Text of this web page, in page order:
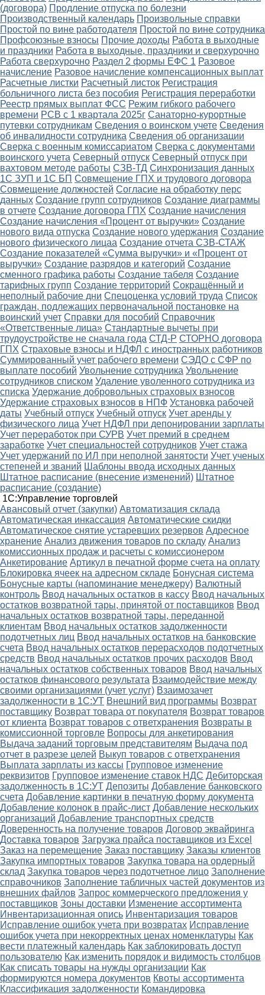
(договора) Продление отпуска по болезни
Производственный календарь Произвольные справки
Простой по вине работодателя Простой по вине сотрудника
Профсоюзные взносы Прочие доходы Работа в выходные
и праздники Работа в выходные, праздники и сверхурочно
Работа сверхурочно Раздел 2 формы ЕФС 1 Разовое
начисление Разовое начисление компенсационных выплат
Расчетные листки Расчетный листок Регистрация
больничного листа без пособия Регистрация переработки
Реестр прямых выплат ФСС Режим гибкого рабочего
времени РСВ с 1 квартала 2025г Санаторно-курортные
путевки сотрудникам Сведения о воинском учете Сведения
об инвалидности сотрудника Сведения об организации
Сверка с военным комиссариатом Сверка с документами
воинского учета Северный отпуск Северный отпуск при
вахтовом методе работы СЗВ-ТД Синхронизация данных
1С ЗУП и 1С БП Совмещение ГПХ и трудового договора
Совмещение должностей Согласие на обработку перс
данных Создание групп сотрудников Создание диаграммы
в отчете Создание договора ГПХ Создание начисления
Создание начисления «Процент от выручки» Создание
нового вида отпуска Создание нового удержания Создание
нового физического лицаа Создание отчета СЗВ-СТАЖ
Создание показателей «Сумма выручки» и «Процент от
выручки» Создание разрядов и категорий Создание
сменного графика работы Создание табеля Создание
тарифных групп Создание территорий Сокращённый и
неполный рабочие дни Спецоценка условий труда Список
граждан, подлежащих первоначальной постановке на
воинский учет Справки для пособий Справочник
«Ответственные лица» Стандартные вычеты при
трудоустройстве не сначала года СТД-Р СТОРНО договора
ГПХ Страховые взносы и НДФЛ с иностранных работников
Суммированный учет рабочего времени СЭДО с СФР по
выплате пособий Увольнение сотрудника Увольнение
сотрудников списком Удаление уволенного сотрудника из
списка Удержание добровольных страховых взносов
Удержание страховых взносов в НПФ Установка рабочей
даты Учебный отпуск Учебный отпуск Учет аренды у
физического лица Учет НДФЛ при депонировании зарплаты
Учет переработок при СУРВ Учет премий в среднем
заработке Учет специальностей сотрудников Учет стажа
Учет удержаний по ИЛ при неполной занятости Учет ученых
степеней и званий Шаблоны ввода исходных данных
Штатное расписание (внесение изменений) Штатное
расписание (создание)
1С:Управление торговлей
Авансовый отчет (закупки) Автоматизация склада
Автоматическая инкассация Автоматические скидки
Автоматическое снятие устаревших резервов Адресное
хранение Анализ движения товаров по складу Анализ
комиссионных продаж и расчеты с комиссионером
Анкетирование Артикул в печатной форме счета на оплату
Блокировка ячеек на адресном складе Бонусная система
Бонусные карты (напоминание менеджеру) Валютный
контроль Ввод начальных остатков в кассу Ввод начальных
остатков возвратной тары, принятой от поставщиков Ввод
начальных остатков возвратной тары, переданной
клиентам Ввод начальных остатков задолженности
подотчетных лиц Ввод начальных остатков на банковские
счета Ввод начальных остатков перерасходов подотчетных
средств Ввод начальных остатков прочих расходов Ввод
начальных остатков собственных товаров Ввод начальных
остатков финансового результата Взаимодействие между
своими организациями (учет услуг) Взаимозачет
задолженности в 1С:УТ Внешний вид программы Возврат
поставщику Возврат товара от покупателя Возврат товаров
от клиента Возврат товаров с ответхранения Возвраты в
комиссионной торговле Вопросы для анкетирования
Выдача заданий торговым представителям Выдача под
отчет в разрезе целей Выкуп товаров с ответхранения
Выплата зарплаты из кассы Групповое изменение
реквизитов Групповое изменение ставок НДС Дебиторская
задолженность в 1С:УТ Депозиты Добавление банковского
счета Добавление картинки в печатную форму документа
Добавление колонок в прайс-лист Добавление нескольких
организаций Добавление транспортных средств
Доверенность на получение товаров Договор эквайринга
Доставка товаров Загрузка прайса поставщиков из Excel
Заказ на перемещение Заказ поставщику Заказы клиентов
Закупка импортных товаров Закупка товара на ордерный
склад Закупка товаров через подотчетное лицо Заполнение
справочников Заполнение табличных частей документов из
внешних файлов Запрос коммерческого предложения у
поставщиков Зоны доставки Изменение ассортимента
Инвентаризационная опись Инвентаризация товаров
Исправление ошибок учета при возвратах Исправление
ошибок учета при некорректных ценах номенклатуры Как
вести платежный календарь Как заблокировать доступ
пользователю Как изменить порядок и видимость столбцов
Как списать товары на нужды организации Как
формируются номера документов Квоты ассортимента
Классификация задолженности Командировка